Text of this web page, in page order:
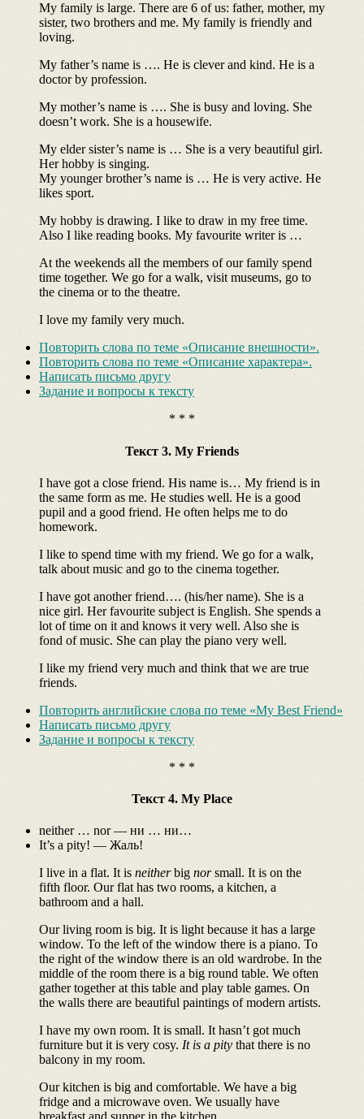
My family is large. There are 6 of us: father, mother, my
sister, two brothers and me. My family is friendly and
loving.
My father’s name is …. He is clever and kind. He is a
doctor by profession.
My mother’s name is …. She is busy and loving. She
doesn’t work. She is a housewife.
My elder sister’s name is … She is a very beautiful girl.
Her hobby is singing.
My younger brother’s name is … He is very active. He
likes sport.
My hobby is drawing. I like to draw in my free time.
Also I like reading books. My favourite writer is …
At the weekends all the members of our family spend
time together. We go for a walk, visit museums, go to
the cinema or to the theatre.
I love my family very much.
Повторить слова по теме «Описание внешности».
Повторить слова по теме «Описание характера».
Написать письмо другу
Задание и вопросы к тексту
* * *
Текст 3. My Friends
I have got a close friend. His name is… My friend is in
the same form as me. He studies well. He is a good
pupil and a good friend. He often helps me to do
homework.
I like to spend time with my friend. We go for a walk,
talk about music and go to the cinema together.
I have got another friend…. (his/her name). She is a
nice girl. Her favourite subject is English. She spends a
lot of time on it and knows it very well. Also she is
fond of music. She can play the piano very well.
I like my friend very much and think that we are true
friends.
Повторить английские слова по теме «My Best Friend»
Написать письмо другу
Задание и вопросы к тексту
* * *
Текст 4. My Place
neither … nor — ни … ни…
It’s a pity! — Жаль!
I live in a flat. It is neitherbig norsmall. It is on the
fifth floor. Our flat has two rooms, a kitchen, a
bathroom and a hall.
Our living room is big. It is light because it has a large
window. To the left of the window there is a piano. To
the right of the window there is an old wardrobe. In the
middle of the room there is a big round table. We often
gather together at this table and play table games. On
the walls there are beautiful paintings of modern artists.
I have my own room. It is small. It hasn’t got much
furniture but it is very cosy. It is a pity that there is no
balcony in my room.
Our kitchen is big and comfortable. We have a big
fridge and a microwave oven. We usually have